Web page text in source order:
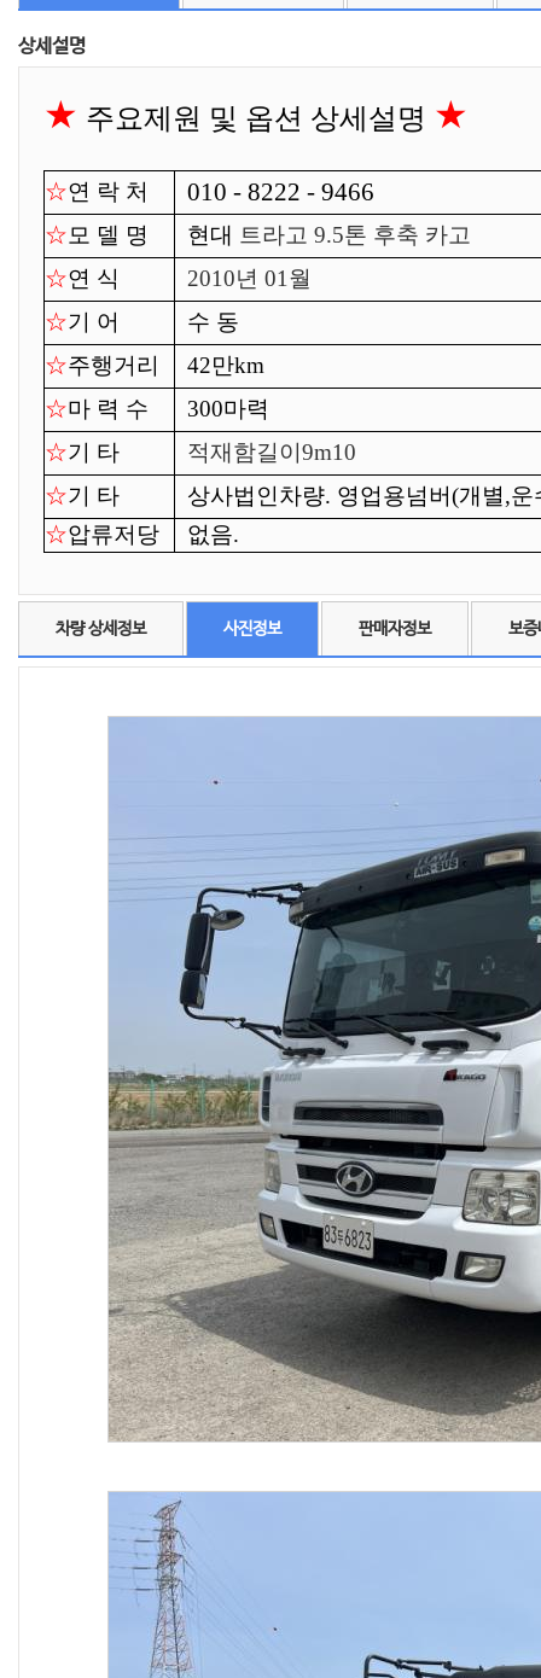
상세설명
★ 주요제원 및 옵션 상세설명 ★
☆연 락 처 010 - 8222 - 9466
☆모 델 명 현대 트라고 9.5톤 후축 카고
☆연 식
2010년 01월
☆기 어
수 동
☆주행거리
42만km
☆마 력 수
300마력
☆기 타
적재함길이9m10
☆기 타
상사법인차량. 영업용넘버(개별,
☆압류저당 없음.
차량 상세정보 사진정보 판매자정보 보증